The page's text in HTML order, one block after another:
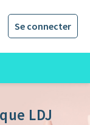
Se connecter
LDJ